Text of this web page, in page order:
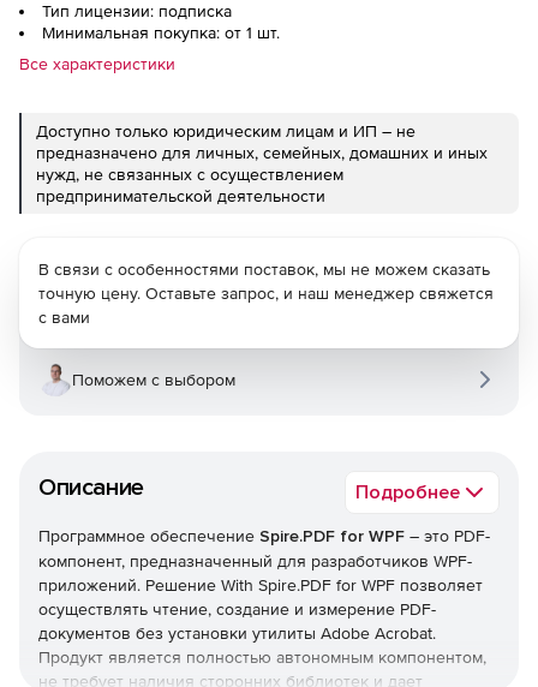
Тип лицензии: подписка
Минимальная покупка: от 1 шт.
Все характеристики
Доступно только юридическим лицам и ИП – не
предназначено для личных, семейных, домашних и иных
нужд, не связанных с осуществлением
предпринимательской деятельности
Описание Подробнее
Программное обеспечение Spire.PDF for WPF – это PDF-
компонент, предназначенный для разработчиков WPF-
приложений. Решение With Spire.PDF for WPF позволяет
осуществлять чтение, создание и измерение PDF-
документов без установки утилиты Adobe Acrobat.
Продукт является полностью автономным компонентом,
не требует наличия сторонних библиотек и дает
В связи с особенностями поставок, мы не можем сказать
точную цену. Оставьте запрос, и наш менеджер свяжется
с вами
Поможем с выбором